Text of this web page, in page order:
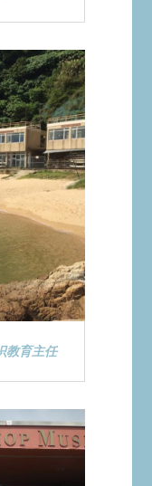
教育主任